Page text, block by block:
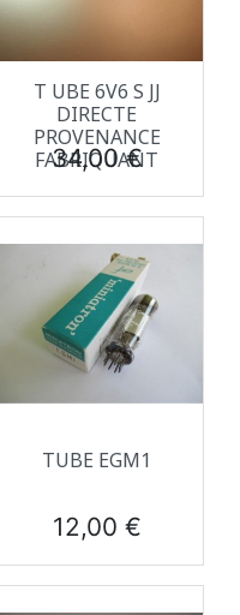
T UBE 6V6 S JJ
DIRECTE
PROVENANCE
FABRIQUANT
Prix
34,00 €
TUBE EGM1
Prix
12,00 €